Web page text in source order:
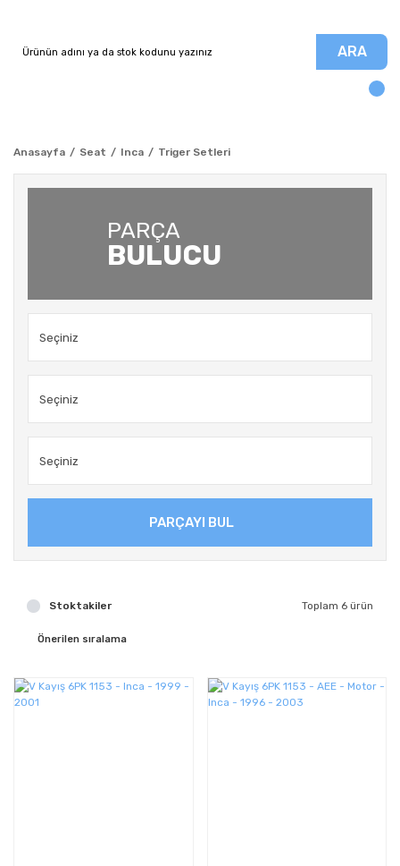
ARA
Anasayfa Seat Inca Triger Setleri
PARÇA
BULUCU
PARÇAYI BUL
Stoktakiler Toplam 6 ürün